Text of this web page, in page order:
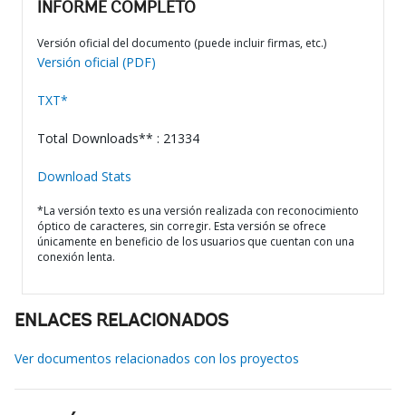
INFORME COMPLETO
Versión oficial del documento (puede incluir firmas, etc.)
Versión oficial (PDF)
TXT*
Total Downloads** : 21334
Download Stats
*La versión texto es una versión realizada con reconocimiento
óptico de caracteres, sin corregir. Esta versión se ofrece
únicamente en beneficio de los usuarios que cuentan con una
conexión lenta.
ENLACES RELACIONADOS
Ver documentos relacionados con los proyectos